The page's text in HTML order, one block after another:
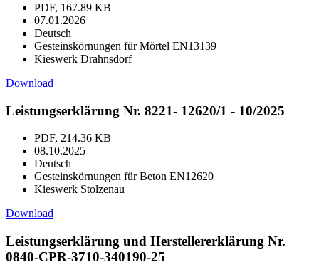
PDF, 167.89 KB
07.01.2026
Deutsch
Gesteinskörnungen für Mörtel EN13139
Kieswerk Drahnsdorf
Download
Leistungserklärung Nr. 8221- 12620/1 - 10/2025
PDF, 214.36 KB
08.10.2025
Deutsch
Gesteinskörnungen für Beton EN12620
Kieswerk Stolzenau
Download
Leistungserklärung und Herstellererklärung Nr.
0840-CPR-3710-340190-25